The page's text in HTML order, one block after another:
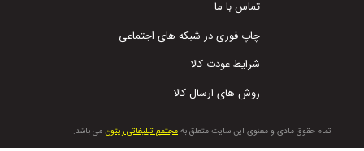
تمام حقوق مادی و معنوی این سایت متعلق به مجتمع تبلیغاتی ریتون می باشد.
تماس با ما
چاپ فوری در شبکه های اجتماعی
شرایط عودت کالا
روش های ارسال کالا